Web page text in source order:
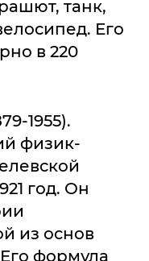
танк,
Его
в 220
1955).
физик-
год. Он
из основ
формула